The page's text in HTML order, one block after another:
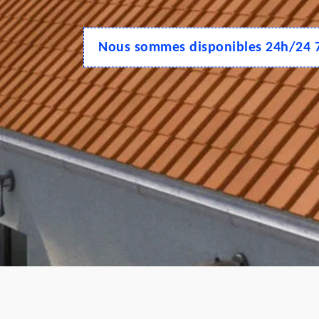
Nous sommes disponibles 24h/24